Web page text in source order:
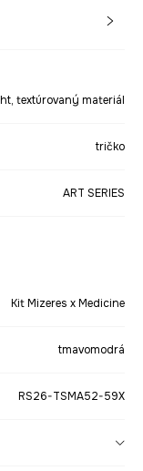
textúrovaný materiál
tričko
ART SERIES
Kit Mizeres x Medicine
tmavomodrá
RS26-TSMA52-59X